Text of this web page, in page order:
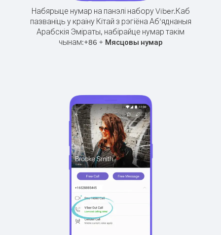
Набярыце нумар на панэлі набору Viber.Каб
пазваніць у краіну Кітай з рэгіёна Аб’яднаныя
Арабскія Эміраты, набірайце нумар такім
чынам:+86 + Мясцовы нумар